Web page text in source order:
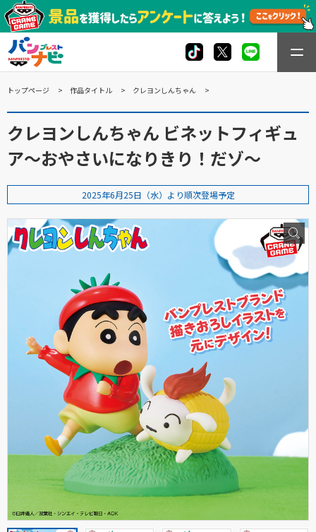
トップページ 作品タイトル クレヨンしんちゃん
クレヨンしんちゃん ビネットフィギュ
ア～おやさいになりきり！だゾ～
2025年6月25日（水）より順次登場予定